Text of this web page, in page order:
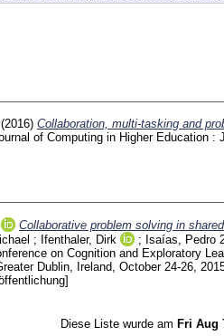
(2016) Collaboration, multi-tasking and
of Computing in Higher Education :
Collaborative problem solving in
; Ifenthaler, Dirk ; Isaías, Pedro
on Cognition and Exploratory
Dublin, Ireland, October 24-26,
Diese Liste wurde am Fri Aug